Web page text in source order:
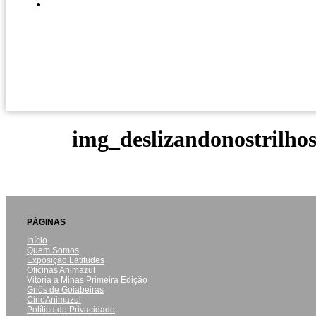
PÁGINAS
Início
Quem Somos
Exposição Latitudes
Oficinas Animazul
Vitória a Minas Primeira Edição
Griôs de Goiabeiras
CineAnimazul
Política de Privacidade